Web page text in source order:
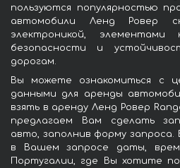
пользуются популярностью
автомобили Ленд Ровер
электроникой, элементами
безопасности и
дорогам.
Вы можете ознакомиться с
данными для аренды
взять в аренду Ленд Ровер
предлагаем Вам сделать
авто, заполнив форму запроса.
в Вашем запросе даты,
Португалии, где Вы хотите